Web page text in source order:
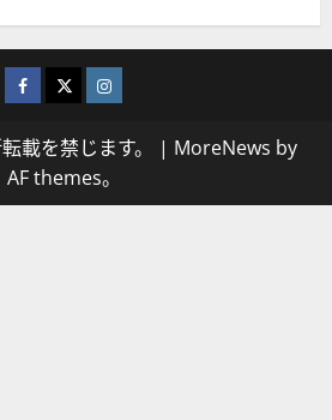
facebook
X Instagram
載を禁じます。 | MoreNews by
AF themes。